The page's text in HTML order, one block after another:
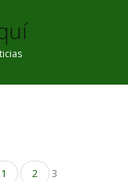
1 2 3